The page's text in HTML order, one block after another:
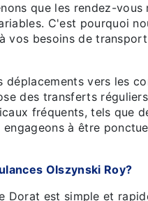
que les rendez-vous
C'est pourquoi
vos besoins de
déplacements vers les
des transferts
fréquents, tels que
à être
Olszynski Roy?
Dorat est simple et